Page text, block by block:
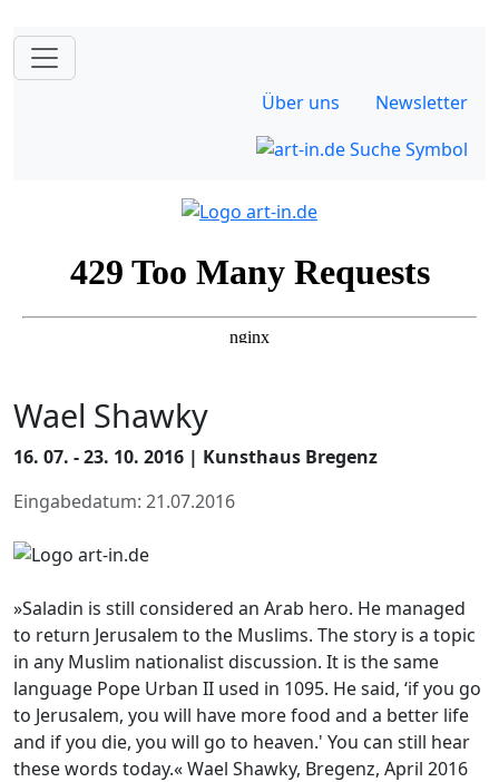
Über uns Newsletter
Wael Shawky
16. 07. - 23. 10. 2016 | Kunsthaus Bregenz
Eingabedatum: 21.07.2016
»Saladin is still considered an Arab hero. He managed
to return Jerusalem to the Muslims. The story is a topic
in any Muslim nationalist discussion. It is the same
language Pope Urban II used in 1095. He said, ‘if you go
to Jerusalem, you will have more food and a better life
and if you die, you will go to heaven.' You can still hear
these words today.« Wael Shawky, Bregenz, April 2016